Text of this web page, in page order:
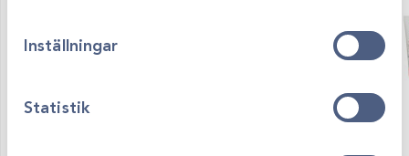
Inställningar
Statistik